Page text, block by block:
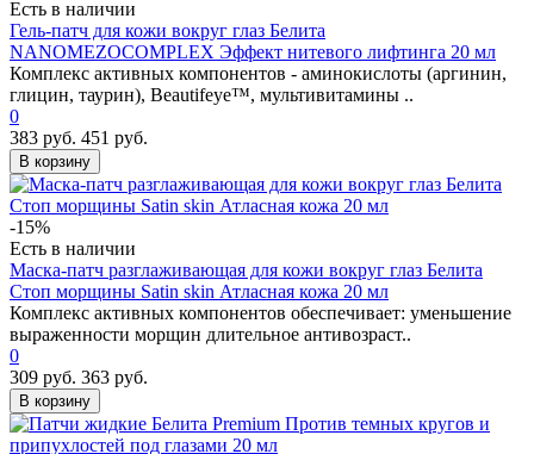
Есть в наличии
Гель-патч для кожи вокруг глаз Белита
NANOMEZOCOMPLEX Эффект нитевого лифтинга 20 мл
Комплекс активных компонентов - аминокислоты (аргинин,
глицин, таурин), Beautifeye™, мультивитамины ..
0
383 руб. 451 руб.
В корзину
-15%
Есть в наличии
Маска-патч разглаживающая для кожи вокруг глаз Белита
Стоп морщины Satin skin Атласная кожа 20 мл
Комплекс активных компонентов обеспечивает: уменьшение
выраженности морщин длительное антивозраст..
0
309 руб. 363 руб.
В корзину